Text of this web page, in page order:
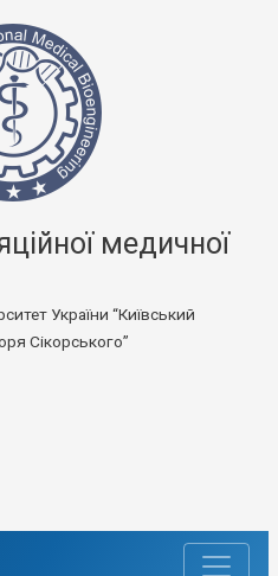
медичної
України “Київський
Сікорського”